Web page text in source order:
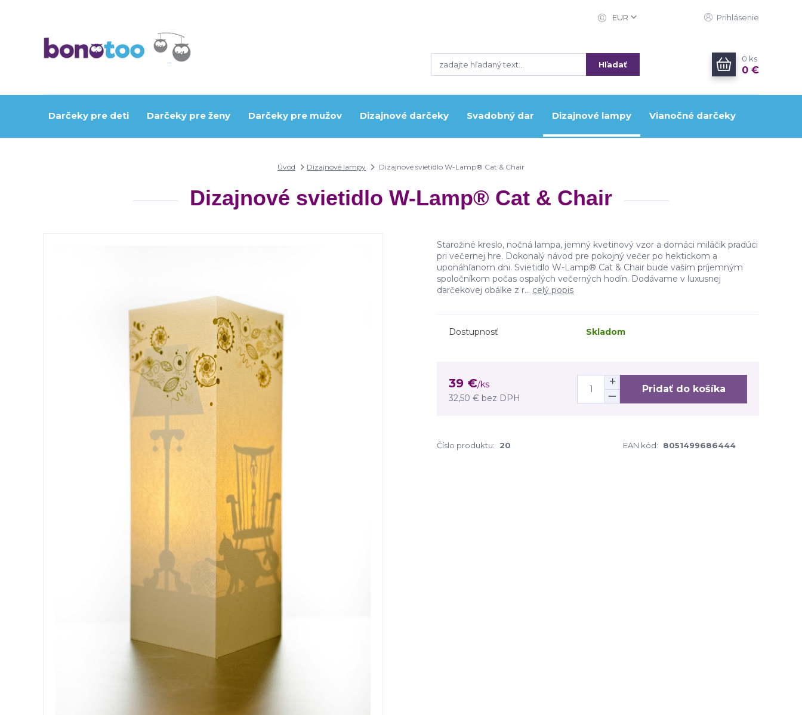
EUR Prihlásenie
Hľadať
0 ks
0 €
Darčeky pre deti Darčeky pre ženy Darčeky pre mužov Dizajnové darčeky Svadobný dar Dizajnové lampy Vianočné darčeky
Úvod Dizajnové lampy Dizajnové svietidlo W-Lamp® Cat & Chair
Dizajnové svietidlo W-Lamp® Cat & Chair
Starožiné kreslo, nočná lampa, jemný kvetinový vzor a domáci miláčik pradúci
pri večernej hre. Dokonalý návod pre pokojný večer po hektickom a
uponáhľanom dni. Svietidlo W-Lamp® Cat & Chair bude vaším príjemným
spoločníkom počas ospalých večerných hodín. Dodávame v luxusnej
darčekovej obálke z r... celý popis
Dostupnosť Skladom
39 €/ks
32,50 € bez DPH
Pridať do košíka
Číslo produktu: 20 EAN kód: 8051499686444